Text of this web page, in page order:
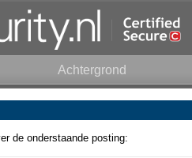
Achtergrond
de onderstaande posting: